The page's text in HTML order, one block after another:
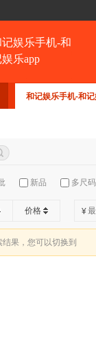
记娱乐手机-和
乐app
和记娱乐手机-和
新品 多尺码
价格 ¥
结果，您可以切换到